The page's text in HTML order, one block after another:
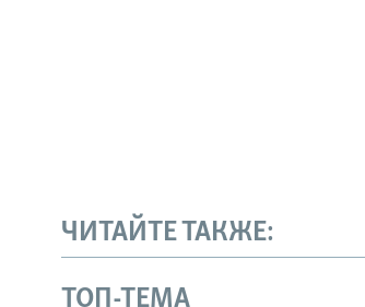
ЧИТАЙТЕ ТАКЖЕ:
ТОП-ТЕМА